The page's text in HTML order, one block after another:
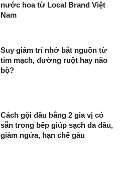
nước hoa từ Local Brand Việt
Nam
Suy giảm trí nhớ bắt nguồn từ
tim mạch, đường ruột hay não
bộ?
Cách gội đầu bằng 2 gia vị có
sẵn trong bếp giúp sạch da đầu,
giảm ngứa, hạn chế gàu